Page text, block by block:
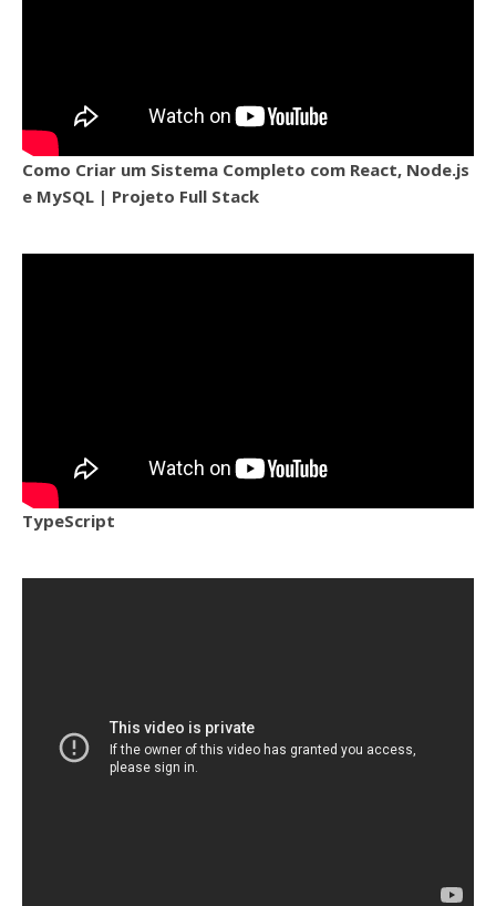
Como Criar um Sistema Completo com React, Node.js
e MySQL | Projeto Full Stack
TypeScript